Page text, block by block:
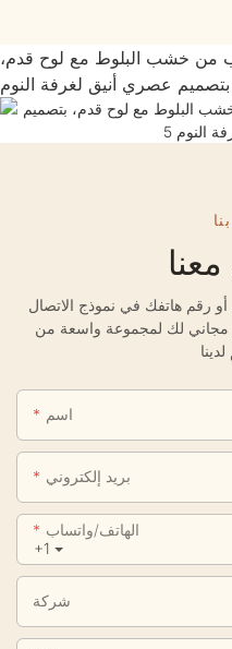
من خشب البلوط مع لوح قدم،
بتصميم عصري أنيق لغرفة النوم
رقم هاتفك في نموذج الاتصال
لك لمجموعة واسعة من
اسم
بريد إلكتروني
+1
الهاتف/واتساب
شركة